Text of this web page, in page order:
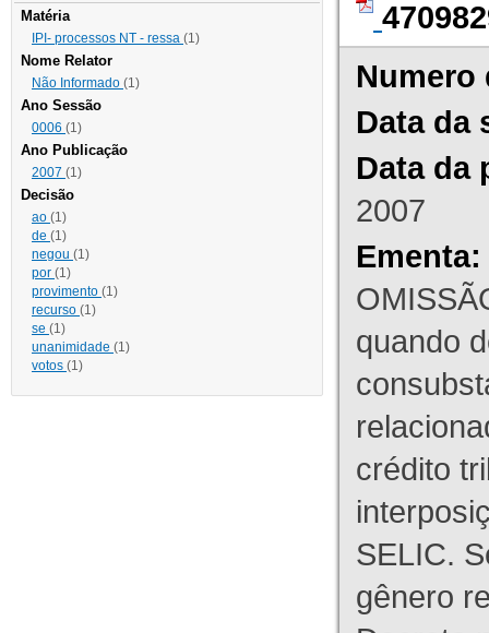
Matéria
IPI- processos NT - ressa (1)
Nome Relator
Não Informado (1)
Ano Sessão
0006 (1)
Ano Publicação
2007 (1)
Decisão
ao (1)
de (1)
negou (1)
por (1)
provimento (1)
recurso (1)
se (1)
unanimidade (1)
votos (1)
Numero
Data da
Data da
2007
Ementa:
quando
crédito
SELIC.
gênero